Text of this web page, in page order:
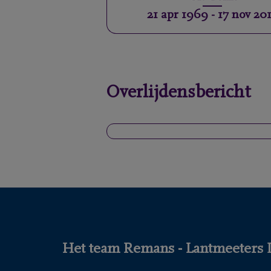
21 apr 1969 - 17 nov
Overlijdensbericht
Het team Remans - Lantmeeters